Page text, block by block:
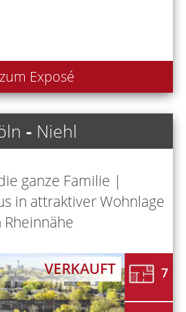
Exposé
- Niehl
ganze Familie |
in attraktiver Wohnlage
Rheinnähe
7